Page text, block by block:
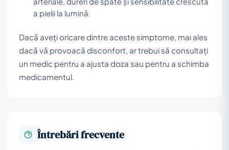
a pielii la lumină.
Dacă aveți oricare dintre aceste simptome, mai ales
dacă vă provoacă disconfort, ar trebui să consultați
un medic pentru a ajusta doza sau pentru a schimba
medicamentul.
Întrebări frecvente